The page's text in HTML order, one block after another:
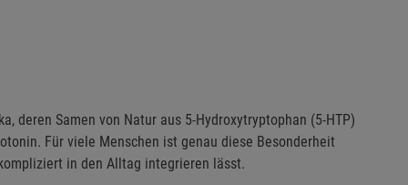
deren Samen von Natur aus 5-Hydroxytryptophan (5-HTP)
Für viele Menschen ist genau diese Besonderheit
in den Alltag integrieren lässt.